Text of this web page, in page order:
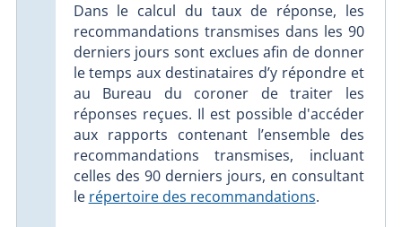
Dans le calcul du taux de réponse, les
recommandations transmises dans les 90
derniers jours sont exclues afin de donner
le temps aux destinataires d’y répondre et
au Bureau du coroner de traiter les
réponses reçues. Il est possible d'accéder
aux rapports contenant l’ensemble des
recommandations transmises, incluant
celles des 90 derniers jours, en consultant
le répertoire des recommandations.